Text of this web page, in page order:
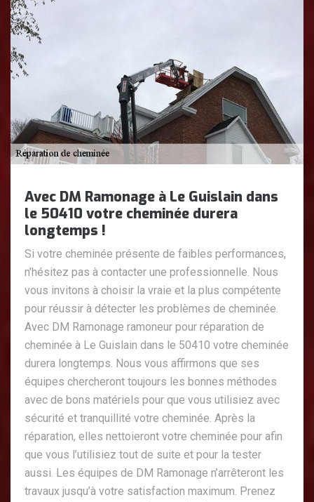
Avec DM Ramonage à Le Guislain dans
le 50410 votre cheminée durera
longtemps !
Si votre cheminée présente de faibles performances,
n’hésitez pas à contacter une professionnelle. Nous
vous invitons à choisir la vraie et la plus compétente
pour réussir à détecter les problèmes de cheminée.
Avec DM Ramonage ramoneur pour réparation de
cheminée à Le Guislain dans le 50410 votre cheminée
durera longtemps. Nous vous affirmons que ses
équipes chercheront toujours les bonnes méthodes
avec de bons matériels pour que vous utilisiez avec
sécurité et tranquillité votre cheminée. Après la
réparation, elles nettoieront votre cheminée pour afin
que vous l’utilisiez tout de suite et pour la tester
aussi. Les équipes de DM Ramonage n’arrêteront les
travaux jusqu’à votre satisfaction maximum. Prenez